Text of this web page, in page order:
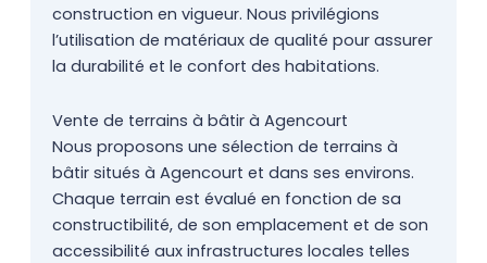
construction en vigueur. Nous privilégions
l’utilisation de matériaux de qualité pour assurer
la durabilité et le confort des habitations.
Vente de terrains à bâtir à Agencourt
Nous proposons une sélection de terrains à
bâtir situés à Agencourt et dans ses environs.
Chaque terrain est évalué en fonction de sa
constructibilité, de son emplacement et de son
accessibilité aux infrastructures locales telles